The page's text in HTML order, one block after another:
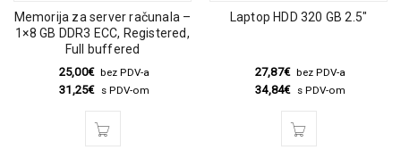
Memorija za server računala –
1×8 GB DDR3 ECC, Registered,
Full buffered
25,00€ bez PDV-a
31,25€ s PDV-om
Laptop HDD 320 GB 2.5″
27,87€ bez PDV-a
34,84€ s PDV-om